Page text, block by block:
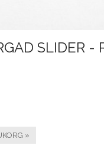
SLIDER -
»